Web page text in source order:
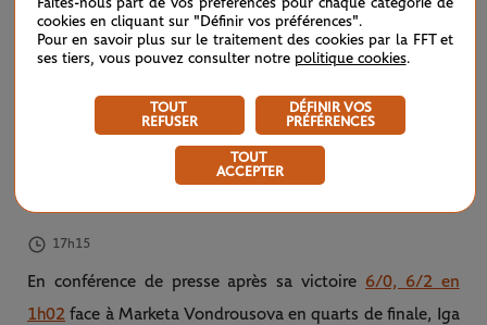
A post shared by Roland-Garros (@rolandgarros)
17h15
En conférence de presse après sa victoire 6/0, 6/2 en
1h02 face à Marketa Vondrousova en quarts de finale, Iga
Faites-nous part de vos préférences pour chaque catégorie de
cookies en cliquant sur "Définir vos préférences".
Pour en savoir plus sur le traitement des cookies par la FFT et
ses tiers, vous pouvez consulter notre politique cookies.
TOUT
REFUSER
DÉFINIR VOS
PRÉFÉRENCES
TOUT
ACCEPTER